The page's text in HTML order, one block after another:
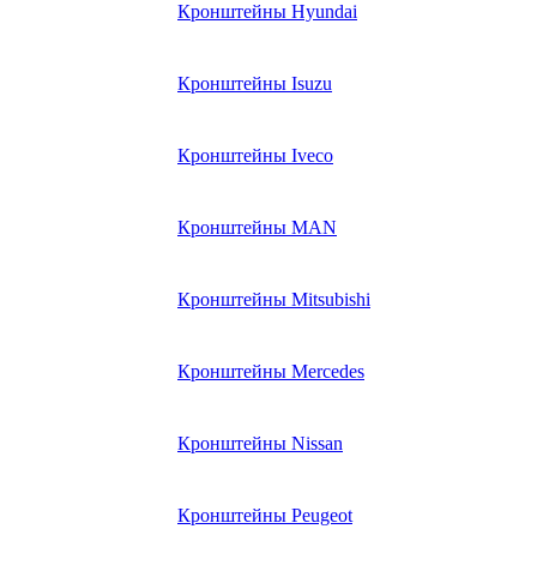
Кронштейны Hyundai
Кронштейны Isuzu
Кронштейны Iveco
Кронштейны MAN
Кронштейны Mitsubishi
Кронштейны Mеrcedes
Кронштейны Nissan
Кронштейны Peugeot